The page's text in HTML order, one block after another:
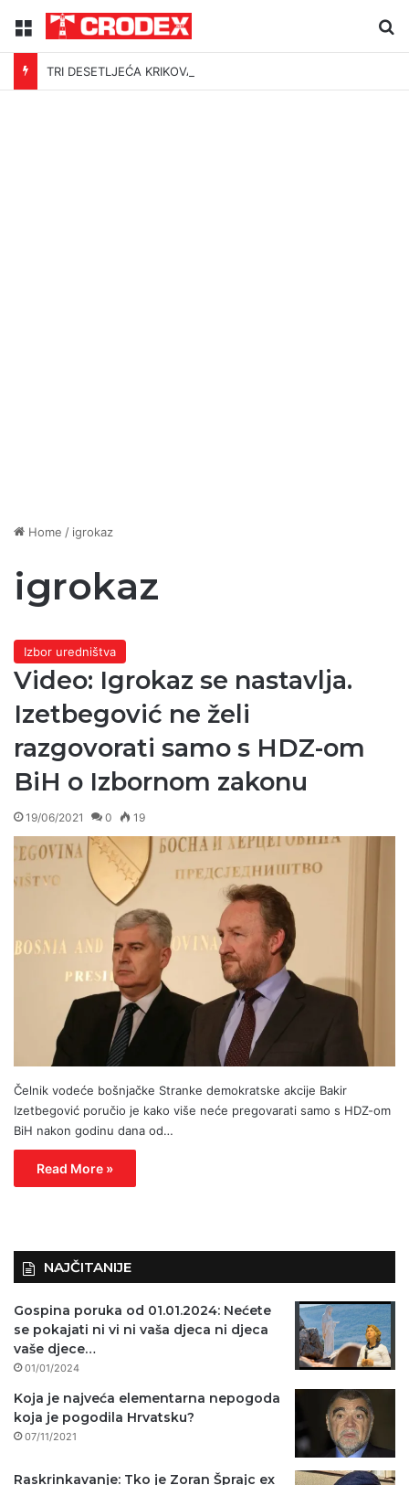
Menu
TRI DESETLJEĆA KRIKOVA OČAJNIKA
Home / igrokaz
igrokaz
Izbor uredništva
Video: Igrokaz se nastavlja.
Izetbegović ne želi
razgovorati samo s HDZ-om
BiH o Izbornom zakonu
19/06/2021 0 19
Čelnik vodeće bošnjačke Stranke demokratske akcije Bakir
Izetbegović poručio je kako više neće pregovarati samo s HDZ-om
BiH nakon godinu dana od…
Read More »
NAJČITANIJE
Gospina poruka od 01.01.2024: Nećete
se pokajati ni vi ni vaša djeca ni djeca
vaše djece…
01/01/2024
Koja je najveća elementarna nepogoda
koja je pogodila Hrvatsku?
07/11/2021
Raskrinkavanje: Tko je Zoran Šprajc ex